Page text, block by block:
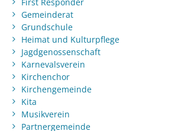
Gemeinderat
Grundschule
Heimat und Kulturpflege
Jagdgenossenschaft
Karnevalsverein
Kirchenchor
Kirchengemeinde
Kita
Musikverein
Partnergemeinde